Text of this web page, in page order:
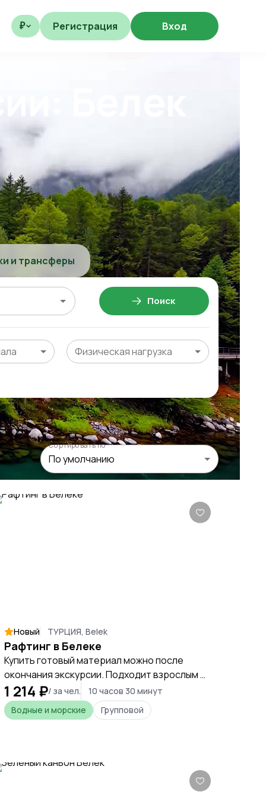
₽ Регистрация Вход
Белек
и трансферы
Физическая нагрузка
Поиск
Сортировать по
По умолчанию
Новый ТУРЦИЯ, Belek
Рафтинг в Белеке
Купить готовый материал можно после
окончания экскурсии. Подходит взрослым и
детям от 4 лет. Положительные отзывы,
выгодная стоимость, попробовать свои
силы в борьбе с течением горной реки
1 214 ₽/ за чел.
10 часов 30 минут
Водные и морские
Групповой